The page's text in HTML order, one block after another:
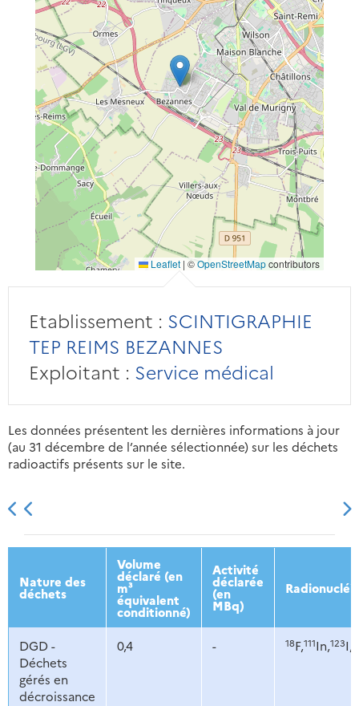
Leaflet | ©OpenStreetMapcontributors
Etablissement : SCINTIGRAPHIE
TEP REIMS BEZANNES
Exploitant : Service médical
Les données présentent les dernières informations à jour
(au 31 décembre de l’année sélectionnée) sur les déchets
radioactifs présents sur le site.
2013 2014 2015 2016
Nature des
déchets
Volume
déclaré (en
m³
équivalent
conditionné)
Activité
déclarée
(en
MBq)
DGD -
Déchets
gérés en
décroissance
0,4 - 18F,111In,123I,